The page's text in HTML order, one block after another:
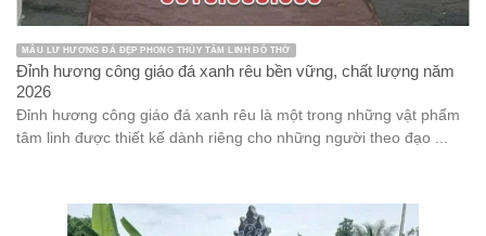
MẪU LƯ HƯƠNG ĐÁ ĐẸP PHONG THỦY TÂM LINH ĐỒ THỜ
Đỉnh hương công giáo đá xanh rêu bền vững, chất lượng năm
2026
Đỉnh hương công giáo đá xanh rêu là một trong những vật phẩm
tâm linh được thiết kế dành riêng cho những người theo đạo ...